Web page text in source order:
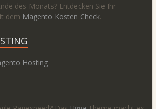
des Monats? Entdecken Sie Ihr
dem Magento Kosten Check.
Hosting